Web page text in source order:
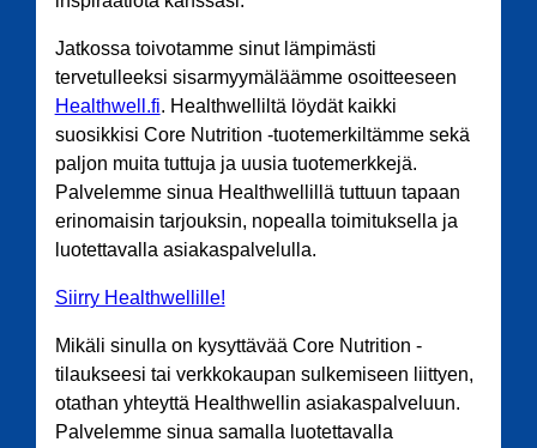
Jatkossa toivotamme sinut lämpimästi
tervetulleeksi sisarmyymäläämme osoitteeseen
Healthwell.fi. Healthwelliltä löydät kaikki
suosikkisi Core Nutrition -tuotemerkiltämme sekä
paljon muita tuttuja ja uusia tuotemerkkejä.
Palvelemme sinua Healthwellillä tuttuun tapaan
erinomaisin tarjouksin, nopealla toimituksella ja
luotettavalla asiakaspalvelulla.
Siirry Healthwellille!
Mikäli sinulla on kysyttävää Core Nutrition -
tilaukseesi tai verkkokaupan sulkemiseen liittyen,
otathan yhteyttä Healthwellin asiakaspalveluun.
Palvelemme sinua samalla luotettavalla